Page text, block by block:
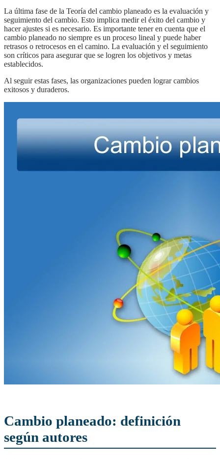
La última fase de la Teoría del cambio planeado es la evaluación y
seguimiento del cambio. Esto implica medir el éxito del cambio y
hacer ajustes si es necesario. Es importante tener en cuenta que el
cambio planeado no siempre es un proceso lineal y puede haber
retrasos o retrocesos en el camino. La evaluación y el seguimiento
son críticos para asegurar que se logren los objetivos y metas
establecidos.
Al seguir estas fases, las organizaciones pueden lograr cambios
exitosos y duraderos.
Cambio planeado: definición
según autores